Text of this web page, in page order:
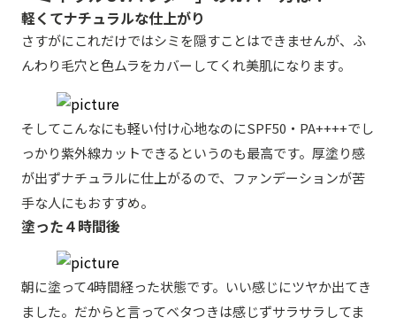
軽くてナチュラルな仕上がり
さすがにこれだけではシミを隠すことはできませんが、ふ
んわり毛穴と色ムラをカバーしてくれ美肌になります。
そしてこんなにも軽い付け心地なのにSPF50・PA++++でし
っかり紫外線カットできるというのも最高です。厚塗り感
が出ずナチュラルに仕上がるので、ファンデーションが苦
手な人にもおすすめ。
塗った４時間後
朝に塗って4時間経った状態です。いい感じにツヤか出てき
ました。だからと言ってベタつきは感じずサラサラしてま